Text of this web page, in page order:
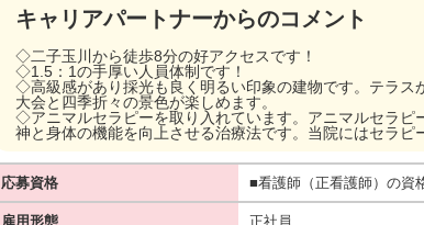
キャリアパートナーからのコメント
◇二子玉川から徒歩8分の好アクセスです！
◇1.5：1の手厚い人員体制です！
◇高級感があり採光も良く明るい印象の建物です。テラス
大会と四季折々の景色が楽しめます。
◇アニマルセラピーを取り入れています。アニマルセラピ
神と身体の機能を向上させる治療法です。当院にはセラピ
応募資格 ■看護師（正看護師）の資
雇用形態 正社員